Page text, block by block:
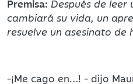
Premisa: Después de
cambiará su vida, un
resuelve un asesinato de
-¡Me cago en…! - dijo